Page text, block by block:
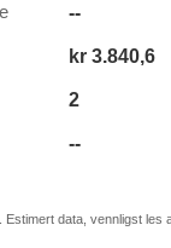
--
kr 3.840,6
2
--
Estimert data, vennligst les